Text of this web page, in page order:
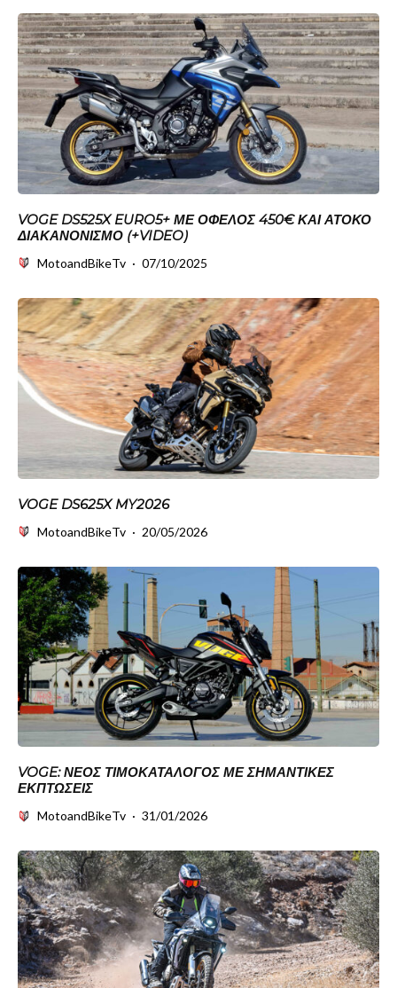
VOGE DS525X EURO5+ ΜΕ ΌΦΕΛΟΣ 450€ ΚΑΙ ΆΤΟΚΟ
ΔΙΑΚΑΝΟΝΙΣΜΌ (+VIDEO)
MotoandBikeTv · 07/10/2025
VOGE DS625X MY2026
MotoandBikeTv · 20/05/2026
VOGE: ΝΈΟΣ ΤΙΜΟΚΑΤΆΛΟΓΟΣ ΜΕ ΣΗΜΑΝΤΙΚΈΣ
ΕΚΠΤΏΣΕΙΣ
MotoandBikeTv · 31/01/2026